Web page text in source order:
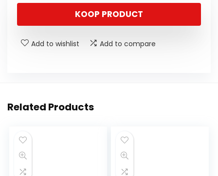
KOOP PRODUCT
Add to wishlist Add to compare
Related Products